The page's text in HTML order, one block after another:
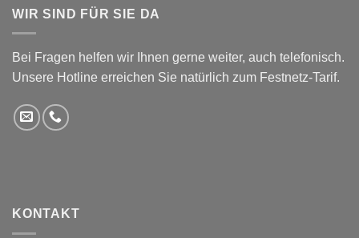
WIR SIND FÜR SIE DA
Bei Fragen helfen wir Ihnen gerne weiter, auch telefonisch.
Unsere Hotline erreichen Sie natürlich zum Festnetz-Tarif.
KONTAKT